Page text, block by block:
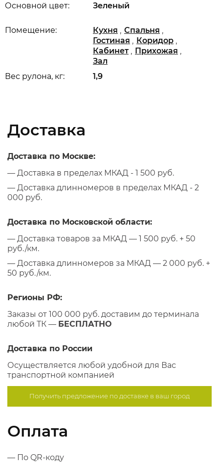
Вес рулона, кг: 1,9
Основной цвет: Зеленый
Помещение: Кухня , Спальня ,
Гостиная , Коридор ,
Кабинет , Прихожая ,
Зал
Доставка
Доставка по Москве:
— Доставка в пределах МКАД - 1 500 руб.
— Доставка длинномеров в пределах МКАД - 2
000 руб.
Доставка по Московской области:
— Доставка товаров за МКАД — 1 500 руб. + 50
руб./км.
— Доставка длинномеров за МКАД — 2 000 руб. +
50 руб./км.
Регионы РФ:
Заказы от 100 000 руб. доставим до терминала
любой ТК — БЕСПЛАТНО
Доставка по России
Осуществляется любой удобной для Вас
транспортной компанией
Получить предложение подоставке в ваш город
Оплата
— По QR-коду